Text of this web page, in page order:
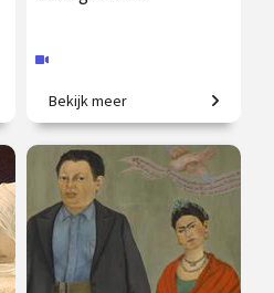
Een grootmacht in opkomst.
€ 195.00
vanaf 22
Bekijk meer